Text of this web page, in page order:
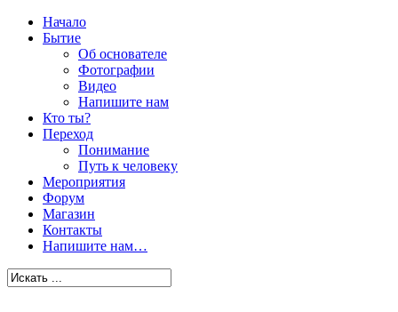
Начало
Бытие
Об основателе
Фотографии
Видео
Напишите нам
Кто ты?
Переход
Понимание
Путь к человеку
Мероприятия
Форум
Магазин
Контакты
Напишите нам…